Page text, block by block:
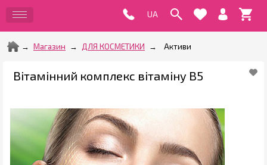
Магазин ДЛЯ КОСМЕТИКИ Активи
Вітамінний комплекс вітаміну В5